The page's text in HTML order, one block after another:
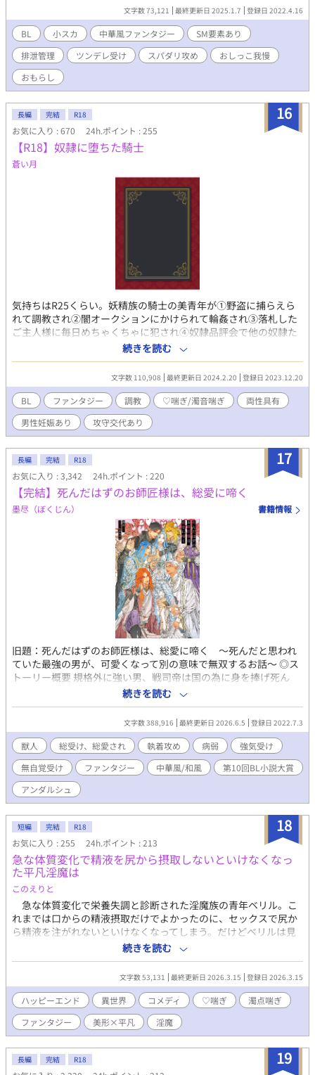
文字数 73,121 最終更新日 2025.1.7 登録日 2022.4.16
BL 小スカ 中華風ファンタジー
SM要素あり
排泄管理
ツンデレ受け スパダリ攻め
おしっこ我慢
おもらし
16
長編 完結 R18
お気に入り : 670 24h.ポイント : 255
【R18】奴隷に堕ちた騎士
蒼い月
気持ちはR25くらい。妖精族の騎士の美青年が①野盗に捕らえら
れて調教され②闇オークションにかけられて輪姦され③落札した
ご主人様に毎日めちゃくちゃに犯され④奴隷品評会で他の奴隷た
ちの特殊プレイを尻目に乱交し⑤縁あって一緒に自由の身になっ
た両性具有の奴隷少年とよしよし百合セックスをしながらそっと
暮らす話。９割は愛のないスケベですが、１割は救済用ラブ。サ
ブヒロインは主人公とくっ付くまで大分可哀想な感じなので、地
雷の気配を感じた方は読み飛ばしてください。 ※主人公は9割突
っ込まれてアンアン言わされる側ですが、終盤1割は突っ込む側な
ので、攻守逆転が苦手な方はご注意ください。 誤字報告は近況ボ
ードにお願いします。無理やり何となくハピエンですが、不幸な
方が抜けたり萌えたりする方は3章くらいまでをおススメします。
※無事に完結しました！
続きを読む
文字数 110,908 最終更新日 2024.2.20 登録日 2023.12.20
BL ファンタジー 調教 ♡喘ぎ/濁音喘ぎ
両性具有
男性妊娠あり
攻守交代あり
17
長編 完結 R18
お気に入り : 3,342 24h.ポイント : 220
【完結】死んだはずのお師匠様は、総愛に啼く
墨尽（ぼくじん） 書籍情報
旧題：死んだはずのお師匠様は、総愛に啼く ～死んだと思われ
ていた最強の男が、可愛くなって別の意味で無双するお話～ ◎ス
トーリー概要 規格外に強い男、戦司帝は国の為に身を捧げ死ん
だ。そう思われていた しかし彼は力の殆どを失って、青年の姿に
なって帰ってきた 実は昔から総愛されていた彼が、可愛くなって
帰ってきて現場は大混乱 しかし彼は戦司帝に戻らず、身分を隠し
ながら荒んだ自国を立て直す事を決意 弱った身体ながら以前のよ
うに奮闘する彼に、王や弟子たちは翻弄されながらも手を貸すこ
とに そして最強だった彼にも、暗い過去が隠されていて、徐々に
国の狂った部分が明らかになっていく 総愛です 注意点 〇主人公は
美青年ですが、中身はおじさんです 〇ファンタジー要素多め（中
華風です。和風も混じってます。あくまで風味です） 〇イチャラ
た！◆ ※注意※ 後日談には、R18要素が多めに含まれます。 性描
写が含まれるシーンは話を分け、※印を付けます。苦手な方は※
がついた話を読まないようにしていただければと思います。（お
話の内容に支障はありません） サブタイルに、攻めの名前を書き
ます。その話を読むか読まないか、ご自分で判断をお願いしま
す。 例）「後日談 黒王 ※」←黒王が攻めで性描写あり 後日談
ですので、お話に山場はありません。 気軽に読んで頂ければ、幸
いです。
続きを読む
文字数 388,916 最終更新日 2026.6.5 登録日 2022.7.3
獣人 総受け、総愛され 執着攻め 病弱
強気受け
無自覚受け
ファンタジー 中華風/和風
第10回BL小説大賞
アンダルシュ
18
短編 完結 R18
お気に入り : 255 24h.ポイント : 213
急な体質変化で精液を尻から摂取しないといけなくなっ
た平凡淫魔は
このえりと
急な体質変化で栄養失調と診断された淫魔族の青年ベリル。こ
れまでは口からの精液摂取だけでよかったのに、セックスで尻か
ら精液を注がれないといけなくなってしまう。だけどベリルは見
た目も平凡で、食事に関しては淫魔族ならある程度自由な使用が
許可される魅了魔法すら使えなかった。 精液摂取のためにいつ
も通っていた男娼の娼館で雇ってもらおうと頼むベリルだった
が、それも断られてしまう。途方に暮れていたところに娼館にか
かってきた1本の電話により、店からの紹介の男娼としてとある客
の家へと行くことに。 客の家に向かうと、そこに住んでいたの
は見惚れるほどの美青年。その青年――ユーインはベリルを見た
瞬間、訝し気な表情をする。断られることも覚悟していたが追い
返されることはなく、ベリルはユーインに一晩抱かれるのだっ
た。 それからベリルは、ユーインの家に通い男娼として抱かれ
続きを読む
文字数 53,131 最終更新日 2026.3.15 登録日 2026.3.15
ハッピーエンド 異世界 コメディ ♡喘ぎ
濁点喘ぎ
ファンタジー
美形×平凡 淫魔
19
長編 完結 R18